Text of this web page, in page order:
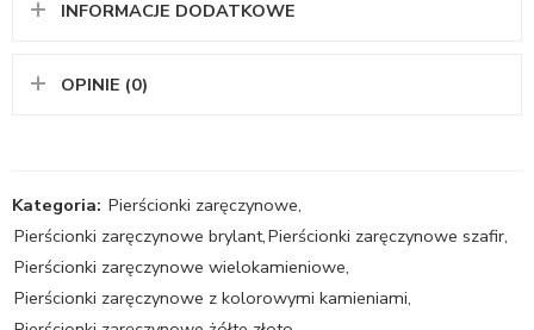
INFORMACJE DODATKOWE
OPINIE (0)
Kategoria: Pierścionki zaręczynowe,
Pierścionki zaręczynowe brylant,Pierścionki zaręczynowe szafir,
Pierścionki zaręczynowe wielokamieniowe,
Pierścionki zaręczynowe z kolorowymi kamieniami,